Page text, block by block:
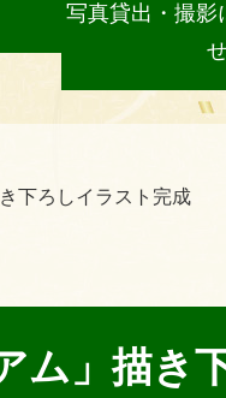
写真貸出・撮影
下ろしイラスト完成
ム」描き